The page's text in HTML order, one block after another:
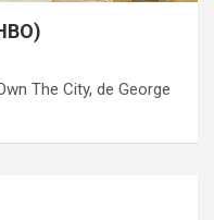
The City, de George